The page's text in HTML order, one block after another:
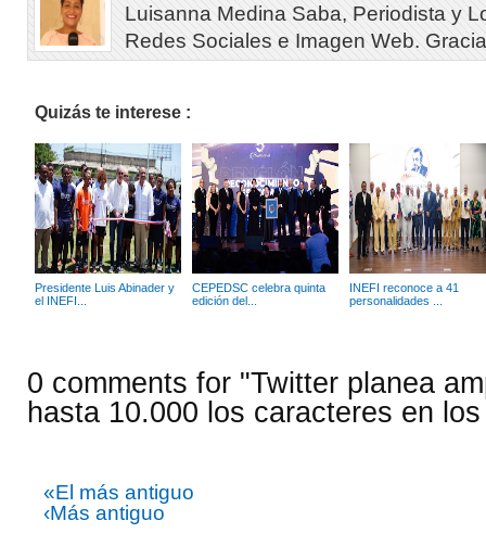
Luisanna Medina Saba, Periodista y
Redes Sociales e Imagen Web.
Quizás te interese :
Presidente Luis Abinader y
el INEFI...
CEPEDSC celebra quinta
edición del...
INEFI reconoce a 41
personalidades ...
0 comments for "Twitter planea
hasta 10.000 los caracteres en
«El más antiguo
‹Más antiguo